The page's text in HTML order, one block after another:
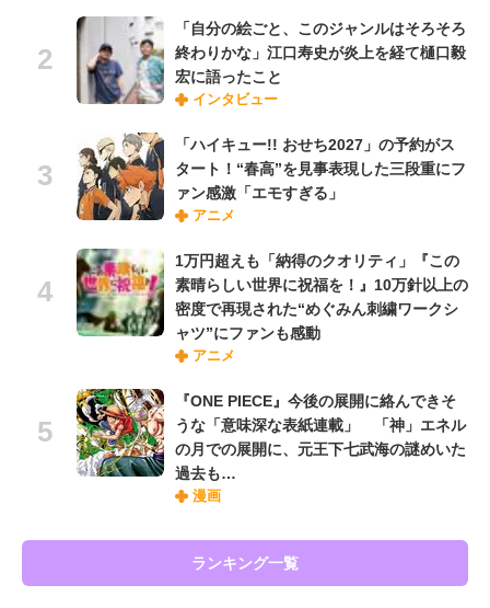
「自分の絵ごと、このジャンルはそろそろ
終わりかな」江口寿史が炎上を経て樋口毅
宏に語ったこと
インタビュー
「ハイキュー!! おせち2027」の予約がス
タート！“春高”を見事表現した三段重にフ
ァン感激「エモすぎる」
アニメ
1万円超えも「納得のクオリティ」『この
素晴らしい世界に祝福を！』10万針以上の
密度で再現された“めぐみん刺繍ワークシ
ャツ”にファンも感動
アニメ
『ONE PIECE』今後の展開に絡んできそ
うな「意味深な表紙連載」 「神」エネル
の月での展開に、元王下七武海の謎めいた
過去も…
漫画
ランキング一覧